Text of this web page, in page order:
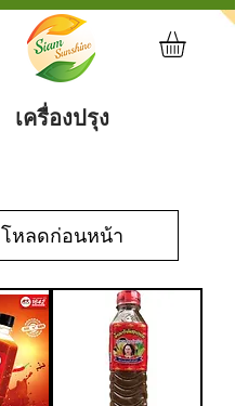
เครื่องปรุง
โหลดก่อนหน้า